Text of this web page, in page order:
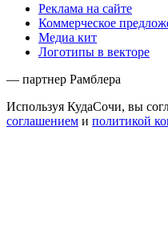
Реклама на сайте
Коммерческое
Медиа кит
Логотипы в векторе
— партнер Рамблера
Используя КудаСочи, вы
соглашением и политикой